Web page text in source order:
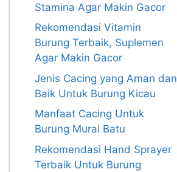
Stamina Agar Makin Gacor
Rekomendasi Vitamin
Burung Terbaik, Suplemen
Agar Makin Gacor
Jenis Cacing yang Aman dan
Baik Untuk Burung Kicau
Manfaat Cacing Untuk
Burung Murai Batu
Rekomendasi Hand Sprayer
Terbaik Untuk Burung